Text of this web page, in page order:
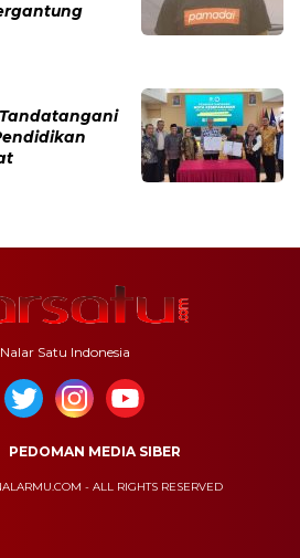
Tandatangani
Satu Indonesia
PEDOMAN MEDIA SIBER
- ALL RIGHTS RESERVED